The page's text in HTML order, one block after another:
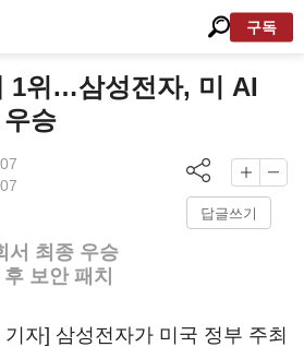
구독
1위…삼성전자, 미 AI
승
답글쓰기
서 최종 우승
보안 패치
자] 삼성전자가 미국 정부 주최